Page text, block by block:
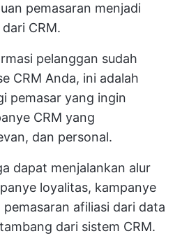
pemasaran menjadi
CRM.
pelanggan sudah
CRM Anda, ini adalah
pemasar yang ingin
CRM yang
dan personal.
dapat menjalankan alur
loyalitas, kampanye
afiliasi dari data
dari sistem CRM.